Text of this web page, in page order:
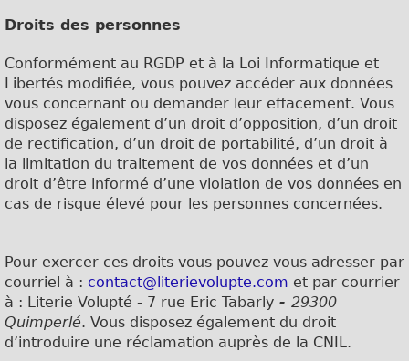
Droits des personnes
Conformément au RGDP et à la Loi Informatique et
Libertés modifiée, vous pouvez accéder aux données
vous concernant ou demander leur effacement. Vous
disposez également d’un droit d’opposition, d’un droit
de rectification, d’un droit de portabilité, d’un droit à
la limitation du traitement de vos données et d’un
droit d’être informé d’une violation de vos données en
cas de risque élevé pour les personnes concernées.
Pour exercer ces droits vous pouvez vous adresser par
courriel à : contact@literievolupte.com et par courrier
à : Literie Volupté - 7 rue Eric Tabarly - 29300
Quimperlé. Vous disposez également du droit
d’introduire une réclamation auprès de la CNIL.